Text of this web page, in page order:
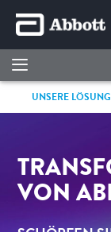
UNSERE LÖSUNG
VON
SCHÖPFEN